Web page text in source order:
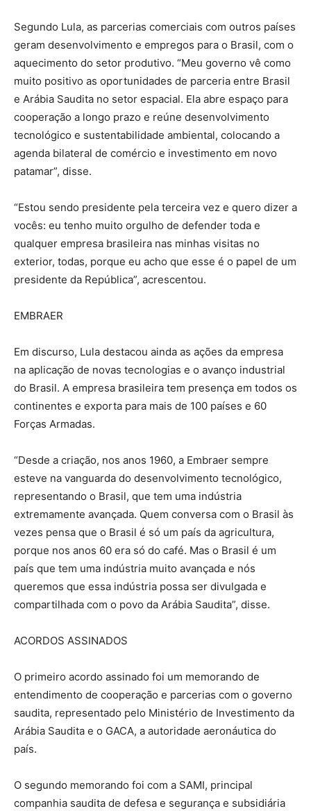
Segundo Lula, as parcerias comerciais com outros países
geram desenvolvimento e empregos para o Brasil, com o
aquecimento do setor produtivo. “Meu governo vê como
muito positivo as oportunidades de parceria entre Brasil
e Arábia Saudita no setor espacial. Ela abre espaço para
cooperação a longo prazo e reúne desenvolvimento
tecnológico e sustentabilidade ambiental, colocando a
agenda bilateral de comércio e investimento em novo
patamar”, disse.
“Estou sendo presidente pela terceira vez e quero dizer a
vocês: eu tenho muito orgulho de defender toda e
qualquer empresa brasileira nas minhas visitas no
exterior, todas, porque eu acho que esse é o papel de um
presidente da República”, acrescentou.
EMBRAER
Em discurso, Lula destacou ainda as ações da empresa
na aplicação de novas tecnologias e o avanço industrial
do Brasil. A empresa brasileira tem presença em todos os
continentes e exporta para mais de 100 países e 60
Forças Armadas.
“Desde a criação, nos anos 1960, a Embraer sempre
esteve na vanguarda do desenvolvimento tecnológico,
representando o Brasil, que tem uma indústria
extremamente avançada. Quem conversa com o Brasil às
vezes pensa que o Brasil é só um país da agricultura,
porque nos anos 60 era só do café. Mas o Brasil é um
país que tem uma indústria muito avançada e nós
queremos que essa indústria possa ser divulgada e
compartilhada com o povo da Arábia Saudita”, disse.
ACORDOS ASSINADOS
O primeiro acordo assinado foi um memorando de
entendimento de cooperação e parcerias com o governo
saudita, representado pelo Ministério de Investimento da
Arábia Saudita e o GACA, a autoridade aeronáutica do
país.
O segundo memorando foi com a SAMI, principal
companhia saudita de defesa e segurança e subsidiária